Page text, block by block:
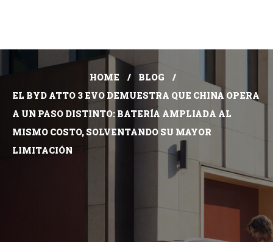
HOME
BLOG
EL BYD ATTO 3 EVO DEMUESTRA QUE CHINA OPERA
A UN PASO DISTINTO: BATERÍA AMPLIADA AL
MISMO COSTO, SOLVENTANDO SU MAYOR
LIMITACIÓN